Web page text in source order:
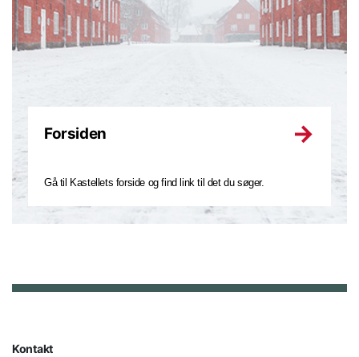
Forsiden
Gå til Kastellets forside og find link til det du søger.
Kontakt